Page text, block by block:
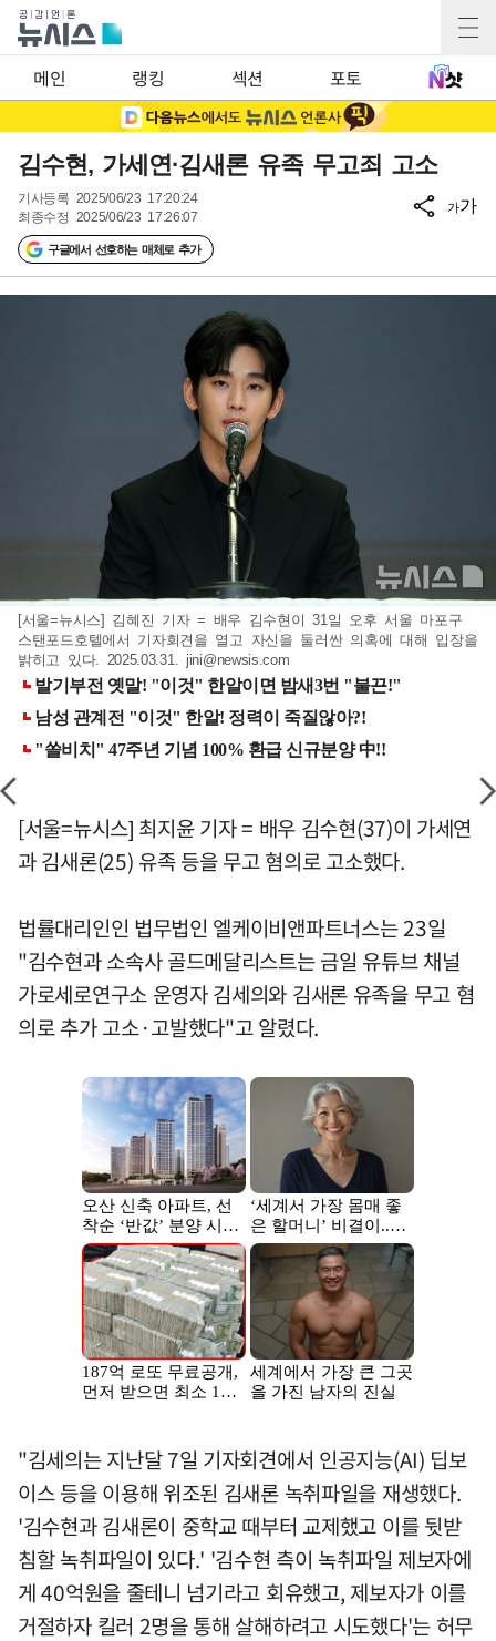
메인 랭킹 섹션 포토
김수현, 가세연·김새론 유족 무고죄 고소
기사등록 2025/06/23 17:20:24
최종수정 2025/06/23 17:26:07
구글에서 선호하는 매체로 추가
가가
[서울=뉴시스] 김혜진 기자 = 배우 김수현이 31일 오후 서울 마포구
스탠포드호텔에서 기자회견을 열고 자신을 둘러싼 의혹에 대해 입장을
밝히고 있다. 2025.03.31. jini@newsis.com
[서울=뉴시스] 최지윤 기자 = 배우 김수현(37)이 가세연
과 김새론(25) 유족 등을 무고 혐의로 고소했다.
법률대리인인 법무법인 엘케이비앤파트너스는 23일
"김수현과 소속사 골드메달리스트는 금일 유튜브 채널
가로세로연구소 운영자 김세의와 김새론 유족을 무고 혐
의로 추가 고소·고발했다"고 알렸다.
"김세의는 지난달 7일 기자회견에서 인공지능(AI) 딥보
이스 등을 이용해 위조된 김새론 녹취파일을 재생했다.
'김수현과 김새론이 중학교 때부터 교제했고 이를 뒷받
침할 녹취파일이 있다.' '김수현 측이 녹취파일 제보자에
게 40억원을 줄테니 넘기라고 회유했고, 제보자가 이를
거절하자 킬러 2명을 통해 살해하려고 시도했다'는 허무